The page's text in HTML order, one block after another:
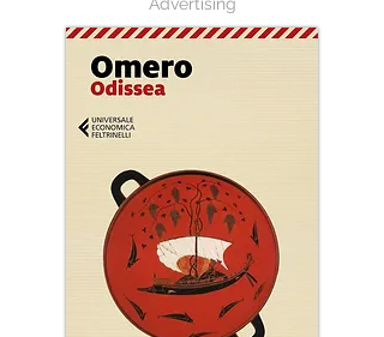
Advertising